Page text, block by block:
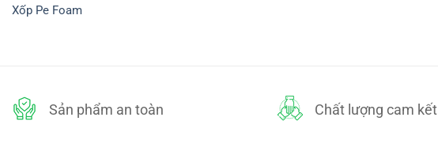
Xốp Pe Foam
Sản phẩm an toàn Chất lượng cam kết